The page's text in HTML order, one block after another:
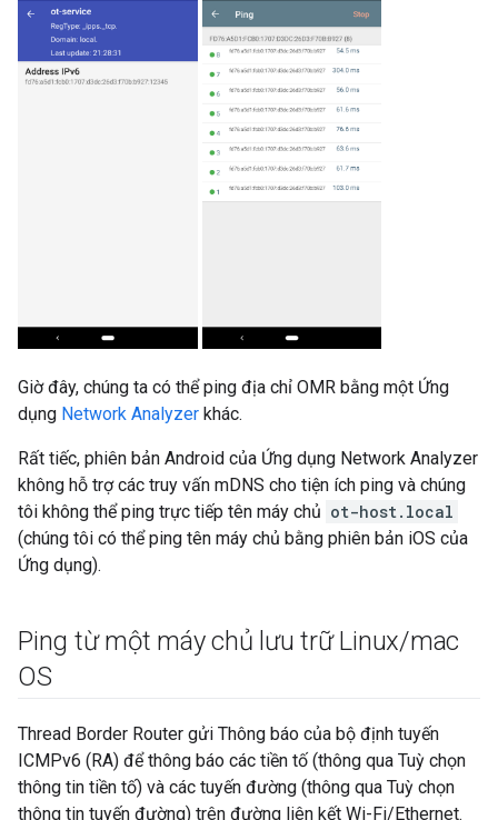
Giờ đây, chúng ta có thể ping địa chỉ OMR bằng một Ứng
dụng Network Analyzer khác.
Rất tiếc, phiên bản Android của Ứng dụng Network Analyzer
không hỗ trợ các truy vấn mDNS cho tiện ích ping và chúng
tôi không thể ping trực tiếp tên máy chủ ot-host.local
(chúng tôi có thể ping tên máy chủ bằng phiên bản iOS của
Ứng dụng).
Ping từ một máy chủ lưu trữ Linux/mac
OS
Thread Border Router gửi Thông báo của bộ định tuyến
ICMPv6 (RA) để thông báo các tiền tố (thông qua Tuỳ chọn
thông tin tiền tố) và các tuyến đường (thông qua Tuỳ chọn
thông tin tuyến đường) trên đường liên kết Wi-Fi/Ethernet.